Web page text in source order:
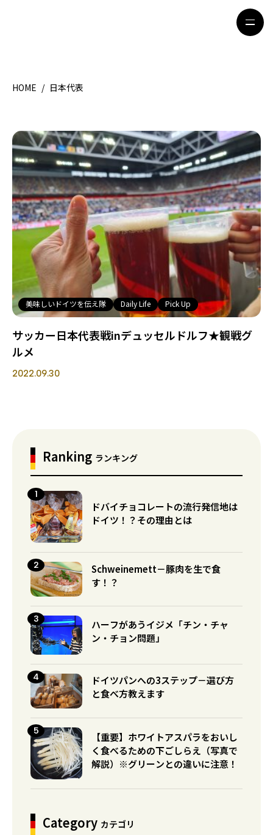
HOME
観光ガイド
留学＆キャリア
ライフスタイル
著者一覧
ライター募集
HOME / 日本代表
美味しいドイツを伝え隊 Daily Life Pick Up
サッカー日本代表戦inデュッセルドルフ★観戦グ
ルメ
2022.09.30
Ranking ランキング
ドバイチョコレートの流行発信地は
ドイツ！？その理由とは
Schweinemett－豚肉を生で食
す！？
ハーフがあうイジメ「チン・チャ
ン・チョン問題」
ドイツパンへの3ステップ－選び方
と食べ方教えます
【重要】ホワイトアスパラをおいし
く食べるための下ごしらえ（写真で
解説）※グリーンとの違いに注意！
Category カテゴリ